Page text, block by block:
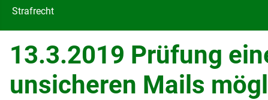
Strafrecht
13.3.2019 Prüfung
unsicheren Mails